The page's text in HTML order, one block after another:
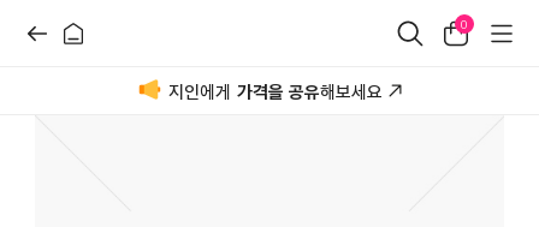
0
지인에게 가격을 공유해보세요